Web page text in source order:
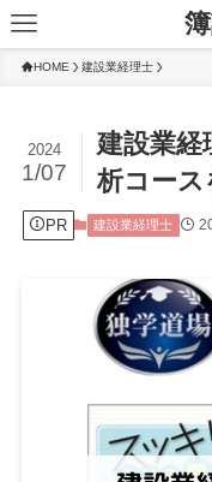
HOME 建設業経理士
建設業経
析コース
2024
1/07
PR 建設業経理士